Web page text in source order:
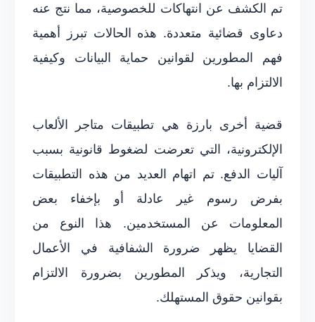
تم الكشف عن انتهاكات للخصوصية، مما نتج عنه
دعاوى قضائية متعددة. هذه الحالات تبرز أهمية
فهم المطورين لقوانين حماية البيانات وكيفية
الالتزام بها.
قضية أخرى بارزة هي تطبيقات متاجر الألعاب
الإلكترونية، التي تعرضت لضغوط قانونية بسبب
آليات الدفع. تم اتهام العديد من هذه التطبيقات
بفرض رسوم غير عادلة أو بإخفاء بعض
المعلومات عن المستخدمين. هذا النوع من
القضايا يظهر ضرورة الشفافية في الأعمال
التجارية، ويذكر المطورين بضرورة الالتزام
بقوانين حقوق المستهلك.